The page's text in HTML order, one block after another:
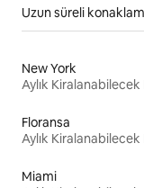
Uzun süreli
New York
Aylık
Floransa
Aylık
Miami